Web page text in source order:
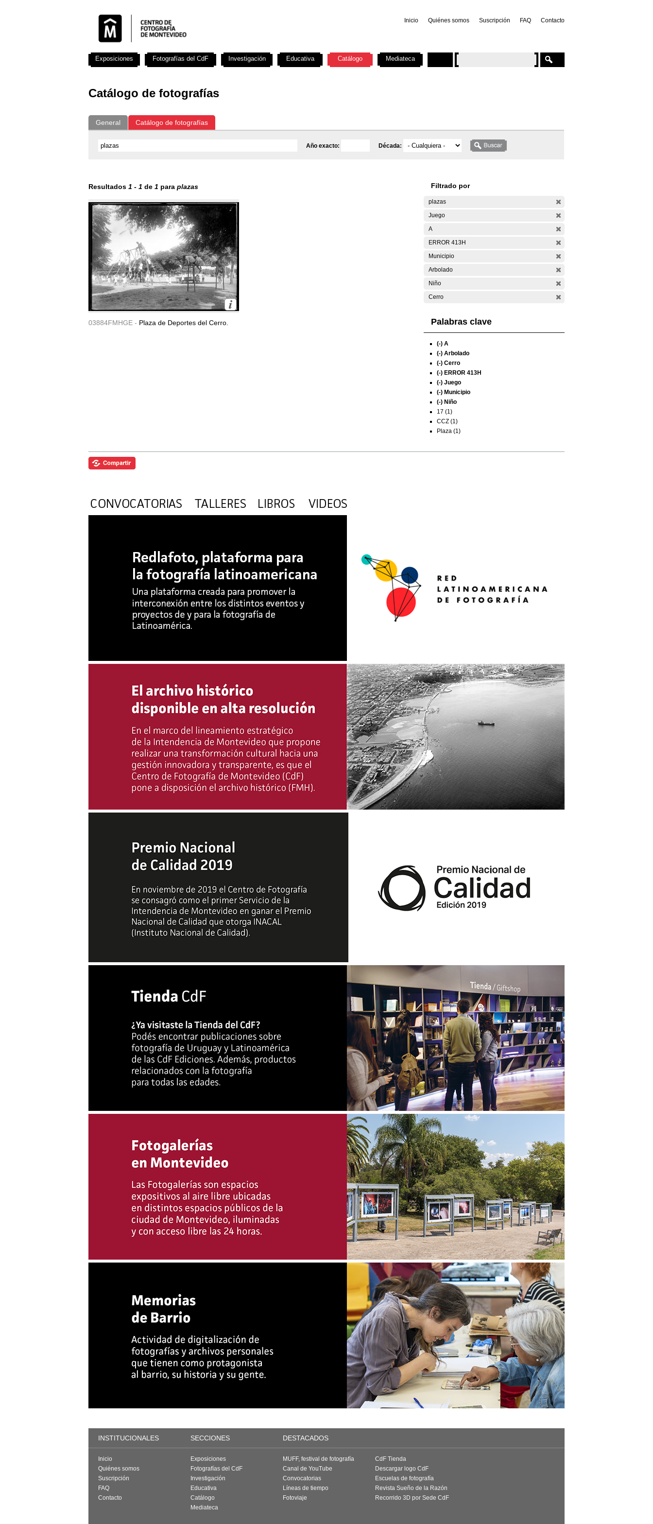
Inicio Quiénes somos Suscripción FAQ Contacto
Catálogo de fotografías
General Catálogo de fotografías
Año exacto: Década:
Resultados 1 - 1 de 1 para plazas
03884FMHGE - Plaza de Deportes del Cerro.
Filtrado por
plazas
Juego
A
ERROR 413H
Municipio
Arbolado
Niño
Cerro
Palabras clave
(-) A
(-) Arbolado
(-) Cerro
(-) ERROR 413H
(-) Juego
(-) Municipio
(-) Niño
17 (1)
CCZ (1)
Plaza (1)
Exposiciones Fotografías del CdF Investigación Educativa Catálogo Mediateca
INSTITUCIONALES SECCIONES DESTACADOS
Inicio
Quiénes somos
Suscripción
FAQ
Contacto
Exposiciones
Fotografías del CdF
Investigación
Educativa
Catálogo
Mediateca
MUFF, festival de fotografía
Canal de YouTube
Convocatorias
Líneas de tiempo
Fotoviaje
CdF Tienda
Descargar logo CdF
Escuelas de fotografía
Revista Sueño de la Razón
Recorrido 3D por Sede CdF